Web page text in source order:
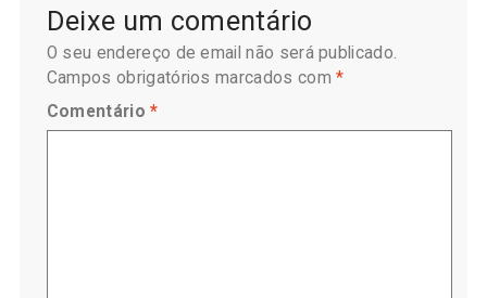
Deixe um comentário
O seu endereço de email não será publicado.
Campos obrigatórios marcados com*
Comentário*